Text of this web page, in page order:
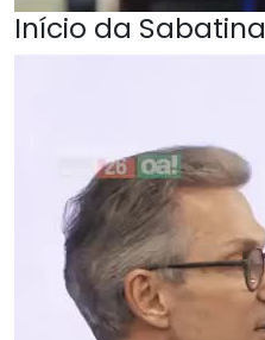
Início da Sabatina